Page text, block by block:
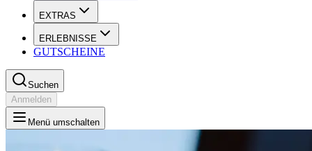
EXTRAS
ERLEBNISSE
GUTSCHEINE
Suchen
Anmelden
Menü umschalten